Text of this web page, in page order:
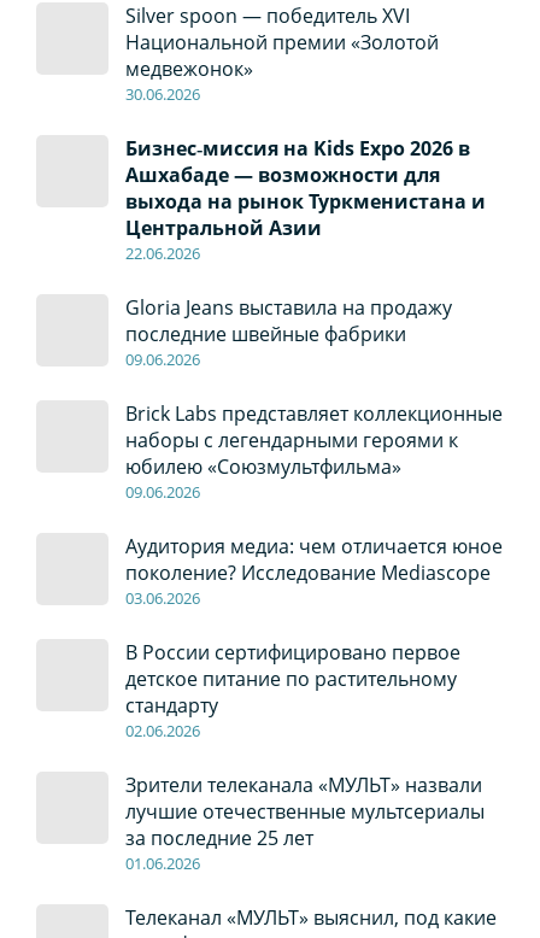
Silver spoon — победитель XVI
Национальной премии «Золотой
медвежонок»
30.06.2026
Бизнес‑миссия на Kids Expo 2026 в
Ашхабаде — возможности для
выхода на рынок Туркменистана и
Центральной Азии
22.06.2026
Gloria Jeans выставила на продажу
последние швейные фабрики
09.06.2026
Brick Labs представляет коллекционные
наборы с легендарными героями к
юбилею «Союзмультфильма»
09.06.2026
Аудитория медиа: чем отличается юное
поколение? Исследование Mediascope
03.06.2026
В России сертифицировано первое
детское питание по растительному
стандарту
02.06.2026
Зрители телеканала «МУЛЬТ» назвали
лучшие отечественные мультсериалы
за последние 25 лет
01.06.2026
Телеканал «МУЛЬТ» выяснил, под какие